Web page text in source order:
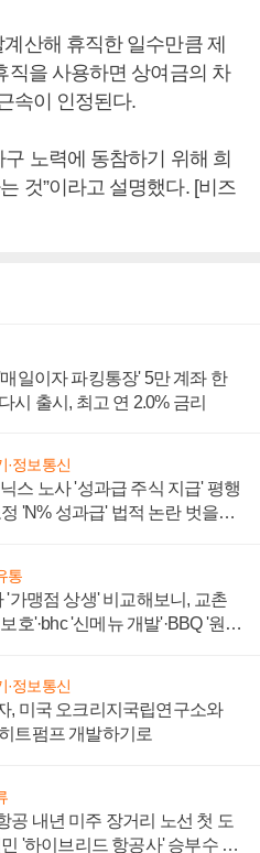
산해 휴직한 일수만큼 제
직을 사용하면 상여금의 차
속이 인정된다.
노력에 동참하기 위해 희
것”이라고 설명했다. [비즈
일이자 파킹통장' 5만 계좌 한
시 출시, 최고 연 2.0% 금리
·정보통신
스 노사 '성과급 주식 지급' 평행
'N% 성과급' 법적 논란 벗을지
통
'가맹점 상생' 비교해보니, 교촌
호'·bhc '신메뉴 개발'·BBQ '원가
·정보통신
, 미국 오크리지국립연구소와
트펌프 개발하기로
공 내년 미주 장거리 노선 첫 도
'하이브리드 항공사' 승부수 통